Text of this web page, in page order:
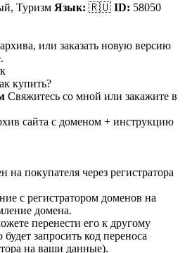
Туризм Язык: 🇷🇺 ID: 58050
или заказать новую версию
купить?
Свяжитесь со мной или закажите в
сайта с доменом + инструкцию
на покупателя через регистратора
с регистратором доменов на
домена.
перенести его к другому
запросить код переноса
на ваши данные).